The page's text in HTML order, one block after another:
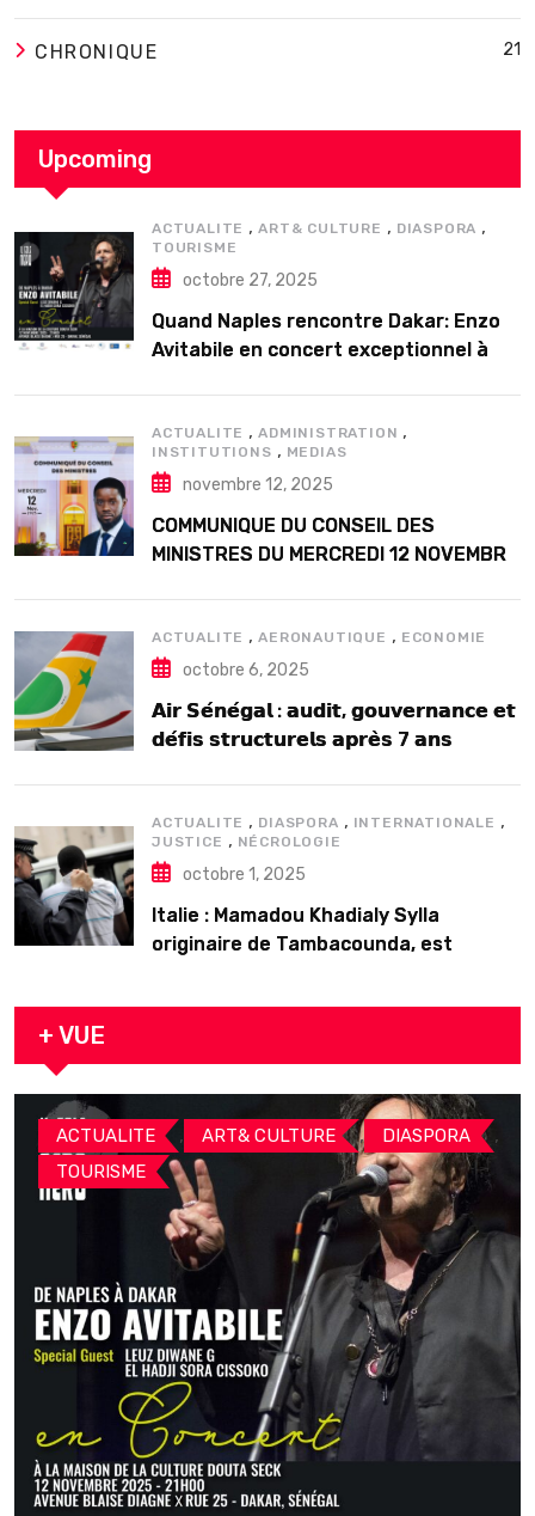
CHRONIQUE 21
Upcoming
ACTUALITE ,ART& CULTURE , DIASPORA ,
TOURISME
octobre 27, 2025
Quand Naples rencontre Dakar: Enzo
Avitabile en concert exceptionnel à
ACTUALITE ,ADMINISTRATION ,
INSTITUTIONS , MEDIAS
novembre 12, 2025
COMMUNIQUE DU CONSEIL DES
MINISTRES DU MERCREDI 12 NOVEMBRE
ACTUALITE ,AERONAUTIQUE , ECONOMIE
octobre 6, 2025
𝗔𝗶𝗿 𝗦𝗲́𝗻𝗲́𝗴𝗮𝗹 : 𝗮𝘂𝗱𝗶𝘁, 𝗴𝗼𝘂𝘃𝗲𝗿𝗻𝗮𝗻𝗰𝗲 𝗲𝘁
𝗱𝗲́𝗳𝗶𝘀 𝘀𝘁𝗿𝘂𝗰𝘁𝘂𝗿𝗲𝗹𝘀 𝗮𝗽𝗿𝗲̀𝘀 7 𝗮𝗻𝘀
ACTUALITE , DIASPORA , INTERNATIONALE ,
JUSTICE , NÉCROLOGIE
octobre 1, 2025
Italie : Mamadou Khadialy Sylla
originaire de Tambacounda, est
arrestation
+ VUE
ACTUALITE , ART& CULTURE , DIASPORA ,
TOURISME